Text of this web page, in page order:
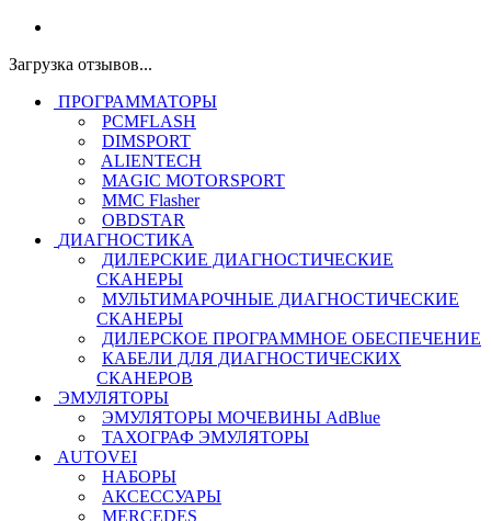
Загрузка отзывов...
ПРОГРАММАТОРЫ
PCMFLASH
DIMSPORT
ALIENTECH
MAGIC MOTORSPORT
MMC Flasher
OBDSTAR
ДИАГНОСТИКА
ДИЛЕРСКИЕ ДИАГНОСТИЧЕСКИЕ
СКАНЕРЫ
МУЛЬТИМАРОЧНЫЕ ДИАГНОСТИЧЕСКИЕ
СКАНЕРЫ
ДИЛЕРСКОЕ ПРОГРАММНОЕ ОБЕСПЕЧЕНИЕ
КАБЕЛИ ДЛЯ ДИАГНОСТИЧЕСКИХ
СКАНЕРОВ
ЭМУЛЯТОРЫ
ЭМУЛЯТОРЫ МОЧЕВИНЫ АdBlue
ТАХОГРАФ ЭМУЛЯТОРЫ
AUTOVEI
НАБОРЫ
АКСЕССУАРЫ
MERCEDES